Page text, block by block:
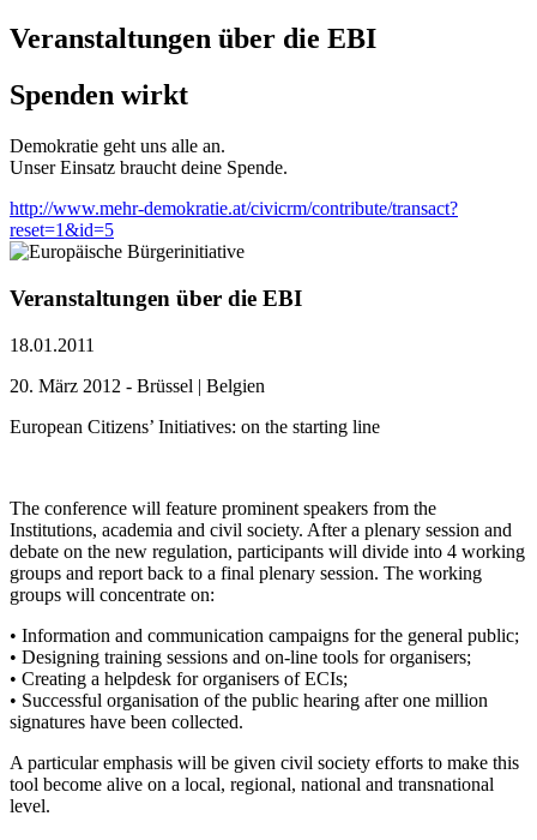
Veranstaltungen über die EBI
Spenden wirkt
Demokratie geht uns alle an.
Unser Einsatz braucht deine Spende.
http://www.mehr-demokratie.at/civicrm/contribute/transact?
reset=1&id=5
Veranstaltungen über die EBI
18.01.2011
20. März 2012 - Brüssel | Belgien
European Citizens’ Initiatives: on the starting line
The conference will feature prominent speakers from the
Institutions, academia and civil society. After a plenary session and
debate on the new regulation, participants will divide into 4 working
groups and report back to a final plenary session. The working
groups will concentrate on:
• Information and communication campaigns for the general public;
• Designing training sessions and on-line tools for organisers;
• Creating a helpdesk for organisers of ECIs;
• Successful organisation of the public hearing after one million
signatures have been collected.
A particular emphasis will be given civil society efforts to make this
tool become alive on a local, regional, national and transnational
level.